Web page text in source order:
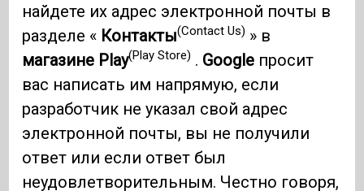
найдете их адрес электронной почты в
разделе « Контакты(Contact Us) » в
магазине Play(Play Store) . Google просит
вас написать им напрямую, если
разработчик не указал свой адрес
электронной почты, вы не получили
ответ или если ответ был
неудовлетворительным. Честно говоря,